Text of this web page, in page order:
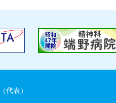
代表）